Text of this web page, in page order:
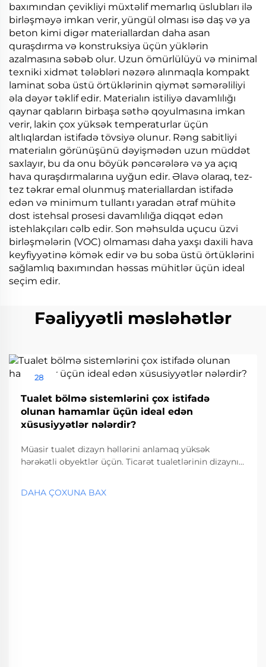
baxımından çevikliyi müxtəlif memarlıq üslubları ilə
birləşməyə imkan verir, yüngül olması isə daş və ya
beton kimi digər materiallardan daha asan
quraşdırma və konstruksiya üçün yüklərin
azalmasına səbəb olur. Uzun ömürlülüyü və minimal
texniki xidmət tələbləri nəzərə alınmaqla kompakt
laminat soba üstü örtüklərinin qiymət səmərəliliyi
əla dəyər təklif edir. Materialın istiliyə davamlılığı
qaynar qabların birbaşa səthə qoyulmasına imkan
verir, lakin çox yüksək temperaturlar üçün
altlıqlardan istifadə tövsiyə olunur. Rəng sabitliyi
materialın görünüşünü dəyişmədən uzun müddət
saxlayır, bu da onu böyük pəncərələrə və ya açıq
hava quraşdırmalarına uyğun edir. Əlavə olaraq, tez-
tez təkrar emal olunmuş materiallardan istifadə
edən və minimum tullantı yaradan ətraf mühitə
dost istehsal prosesi davamlılığa diqqət edən
istehlakçıları cəlb edir. Son məhsulda uçucu üzvi
birləşmələrin (VOC) olmaması daha yaxşı daxili hava
keyfiyyətinə kömək edir və bu soba üstü örtüklərini
sağlamlıq baxımından həssas mühitlər üçün ideal
seçim edir.
Fəaliyyətli məsləhətlər
28
Tualet bölmə sistemlərini çox istifadə
olunan hamamlar üçün ideal edən
xüsusiyyətlər nələrdir?
Müasir tualet dizayn həllərini anlamaq yüksək
hərəkətli obyektlər üçün. Ticarət tualetlərinin dizaynı
bölmə sistemləri əsas komponent kimi meydana çıxır.
DAHA ÇOXUNA BAX